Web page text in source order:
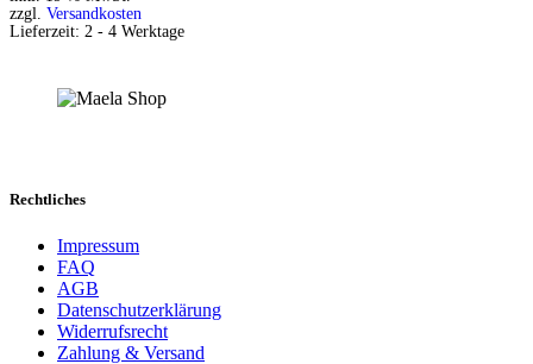
zzgl. Versandkosten
Lieferzeit: 2 - 4 Werktage
Rechtliches
Impressum
FAQ
AGB
Datenschutzerklärung
Widerrufsrecht
Zahlung & Versand